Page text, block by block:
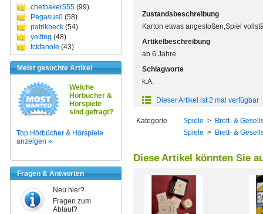
chetbaker555 (99)
Pegasus0 (58)
patrikbeck (54)
yeiting (48)
fckfanole (43)
Meist gesuchte Artikel
Welche
Hörbücher &
Hörspiele
sind gefragt?
Top Hörbücher & Hörspiele
anzeigen »
Fragen & Antworten
Neu hier?
Fragen zum
Ablauf?
Zustandsbeschreibung
Karton etwas angestoßen,Spiel
Artikelbeschreibung
ab 6 Jahre
Schlagworte
k.A.
Dieser Artikel ist 2 mal verfügbar
Kategorie Spiele > Brett- &
Spiele > Brett- &
Diese Artikel könnten Sie